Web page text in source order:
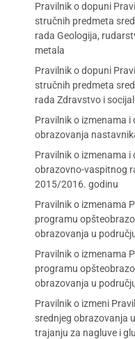
Pravilnik o dopuni
stručnih predmeta
rada Geologija,
metala
Pravilnik o dopuni
stručnih predmeta
rada Zdravstvo i
Pravilnik o izmenama
obrazovanja
Pravilnik o izmenama
obrazovno-vaspitnog
2015/2016. godinu
Pravilnik o izmenama
programu
obrazovanja u
Pravilnik o izmenama
programu
obrazovanja u
Pravilnik o izmeni
srednjeg obrazovanja
trajanju za nagluve i